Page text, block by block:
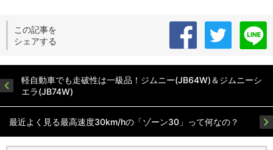
この記事を
シェアする
軽自動車でも走破性は一級品！ジムニー(JB64W)＆ジムニーシ
エラ(JB74W)
最近よく見る最高速度30km/hの「ゾーン30」って何なの？